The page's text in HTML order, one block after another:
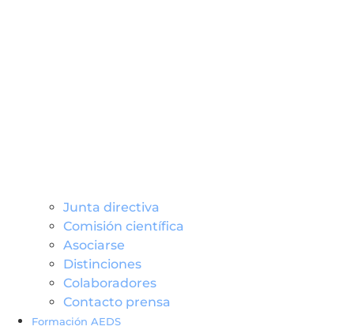
Junta directiva
Comisión científica
Asociarse
Distinciones
Colaboradores
Contacto prensa
Formación AEDS